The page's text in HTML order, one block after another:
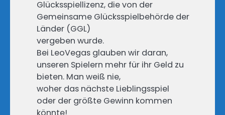
Glücksspiellizenz, die von der
Gemeinsame Glücksspielbehörde der
Länder (GGL)
vergeben wurde.
Bei LeoVegas glauben wir daran,
unseren Spielern mehr für ihr Geld zu
bieten. Man weiß nie,
woher das nächste Lieblingsspiel
oder der größte Gewinn kommen
könnte!